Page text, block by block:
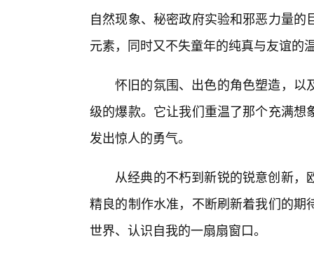
自然现象、秘密政府实验和邪恶力量
元素，同时又不失童年的纯真与友谊的
怀旧的氛围、出色的角色塑造，以
级的爆款。它让我们重温了那个充满
发出惊人的勇气。
从经典的不朽到新锐的锐意创新
精良的制作水准，不断刷新着我们的
世界、认识自我的一扇扇窗口。